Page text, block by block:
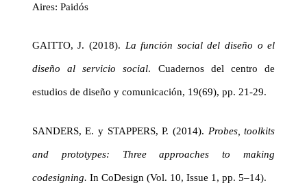
Aires: Paidós
GAITTO, J. (2018). La función social del diseño o el
diseño al servicio social. Cuadernos del centro de
estudios de diseño y comunicación, 19(69), pp. 21-29.
SANDERS, E. y STAPPERS, P. (2014). Probes, toolkits
and prototypes: Three approaches to making
codesigning. In CoDesign (Vol. 10, Issue 1, pp. 5–14).